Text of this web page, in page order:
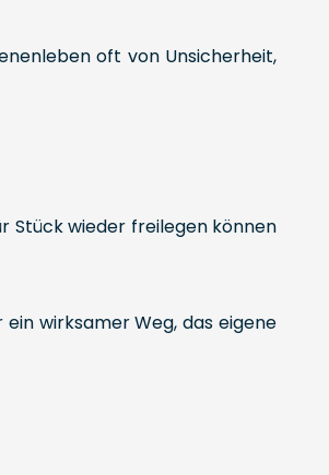
oft von Unsicherheit,
Stück wieder freilegen können
wirksamer Weg, das eigene